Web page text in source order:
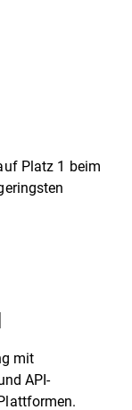
Platz 1 beim
mit
API-